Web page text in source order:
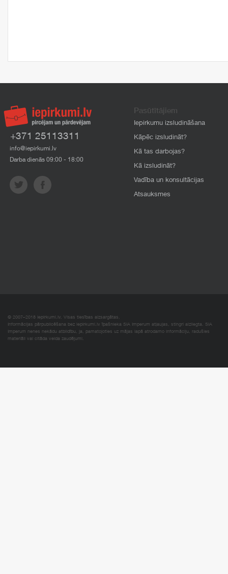
+371 25113311
info@iepirkumi.lv
Darba dienās 09:00 - 18:00
Pasūtītājiem
Iepirkumu izsludināšana
Kāpēc izsludināt?
Kā tas darbojas?
Kā izsludināt?
Vadība un konsultācijas
Atsauksmes
© 2007–2018 Iepirkumi.lv. Visas tiesības aizsargātas.
Informācijas pārpublicēšana bez iepirkumi.lv īpašnieka SIA Imperum atļaujas, stingri aizliegta. SIA
Imperum nenes nekādu atbildību, ja, pamatojoties uz mājas lapā atrodamo informāciju, radušies
materiāli vai citāda veida zaudējumi.